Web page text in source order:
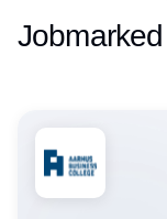
Jobmarked